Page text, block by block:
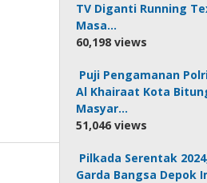
TV Diganti Running
Masa…
60,198 views
Puji Pengamanan
Al Khairaat Kota
Masyar…
51,046 views
Pilkada Serentak
Garda Bangsa Depok